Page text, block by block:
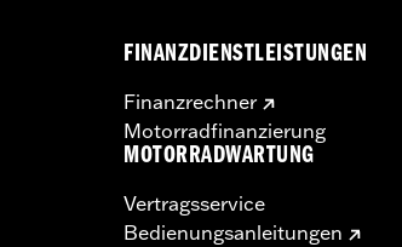
FINANZDIENSTLEISTUNGEN
Finanzrechner
Motorradfinanzierung
MOTORRADWARTUNG
Vertragsservice
Bedienungsanleitungen